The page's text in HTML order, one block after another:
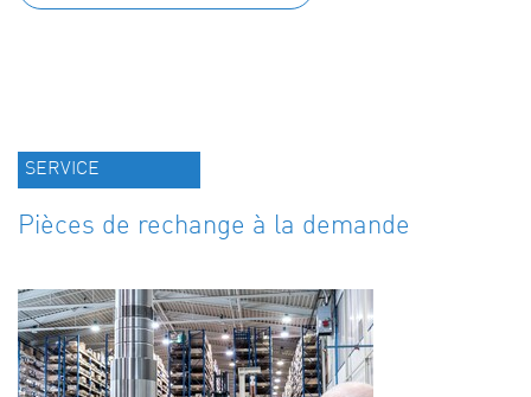
SERVICE
Pièces de rechange à la demande